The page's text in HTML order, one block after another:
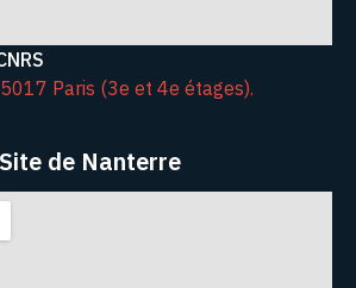
Paris (3e et 4e étages).
Site de Nanterre